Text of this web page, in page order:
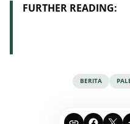
FURTHER READING:
BERITA